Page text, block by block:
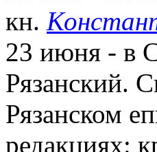
кн.
23 июня - в
Рязанский.
Рязанском
редакциях: